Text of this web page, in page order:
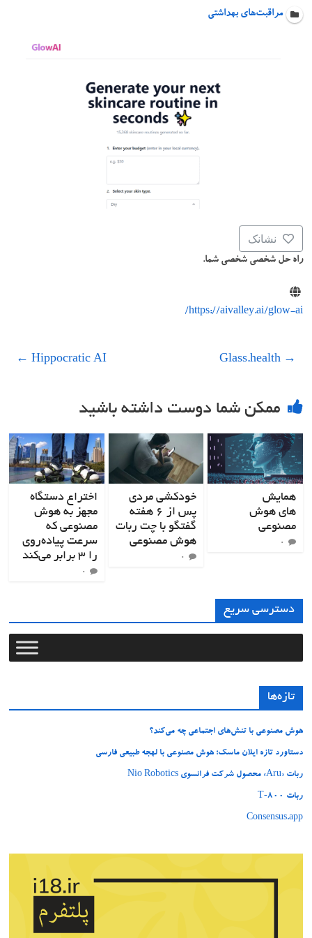
مراقبت‌های بهداشتی
نشانک
راه حل شخصی شخصی شما.
https://aivalley.ai/glow-ai/
→
Glass.health
Hippocratic AI
←
ممکن شما دوست داشته باشید
همایش
های هوش
مصنوعی
۰
خودکشی مردی
پس از ۶ هفته
گفتگو با چت ربات
هوش مصنوعی
۰
اختراع دستگاه
مجهز به هوش
مصنوعی که
سرعت پیاده‌روی
را ۳ برابر می‌کند
۰
دسترسی سریع
تازه‌ها
هوش مصنوعی با تنش‌های اجتماعی چه می‌کند؟
دستاورد تازه ایلان ماسک؛ هوش مصنوعی با لهجه طبیعی فارسی
ربات «Aru» محصول شرکت فرانسوی Nio Robotics
ربات T‑800
Consensus.app